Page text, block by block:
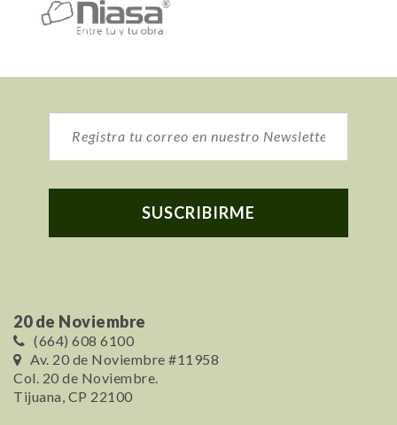
20 de Noviembre
(664) 608 6100
Av. 20 de Noviembre #11958
Col. 20 de Noviembre.
Tijuana, CP 22100